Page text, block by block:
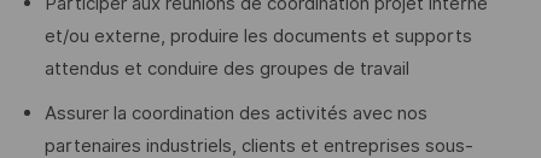
et/ou externe, produire les documents et supports
attendus et conduire des groupes de travail
Assurer la coordination des activités avec nos
partenaires industriels, clients et entreprises sous-